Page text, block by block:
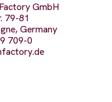
GmbH
79-81
Germany
709-0